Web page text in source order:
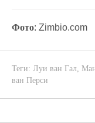
Фото: Zimbio.com
Теги: Луи ван Гал,
ван Перси